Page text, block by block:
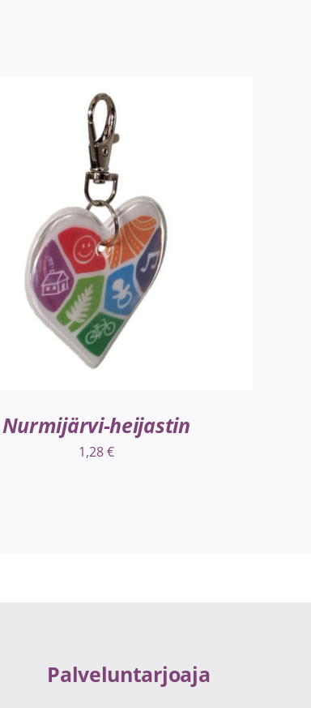
LISÄÄ OSTOSKORIIN / LISÄTIEDOT
Nurmijärvi-heijastin
1,28€
Palveluntarjoaja